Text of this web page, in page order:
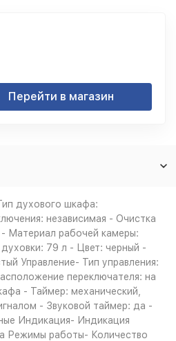
Перейти в магазин
духового шкафа:
независимая - Очистка
- Материал рабочей камеры:
79 л - Цвет: черный -
Управление- Тип управления:
переключателя: на
- Таймер: механический,
- Звуковой таймер: да -
Индикация- Индикация
Режимы работы- Количество